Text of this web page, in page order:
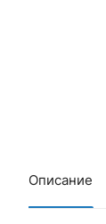
Описание